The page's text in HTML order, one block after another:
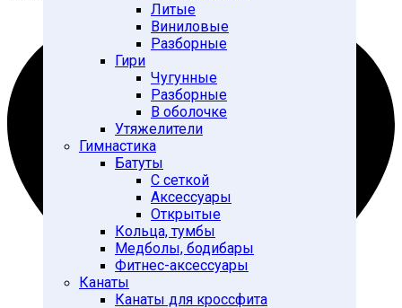
Литые
Виниловые
Разборные
Гири
Чугунные
Разборные
В оболочке
Утяжелители
Гимнастика
Батуты
С сеткой
Аксессуары
Открытые
Кольца, тумбы
Медболы, бодибары
Фитнес-аксессуары
Канаты
Канаты для кроссфита